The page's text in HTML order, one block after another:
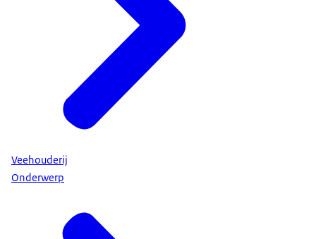
Veehouderij
Onderwerp